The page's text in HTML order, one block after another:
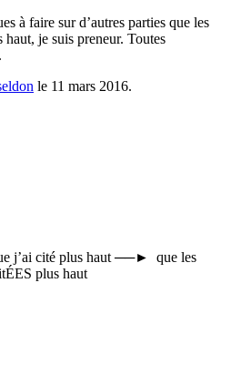
à faire sur d’autres parties que les
haut, je suis preneur. Toutes
le 11 mars 2016.
j’ai cité plus haut ──► que les
plus haut